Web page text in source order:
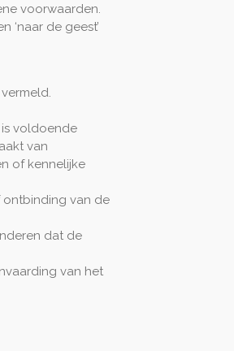
voorwaarden.
de geest’
voldoende
van
of kennelijke
ontbinding van de
dat de
van het